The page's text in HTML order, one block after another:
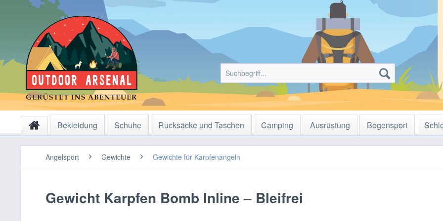
Bekleidung Schuhe Rucksäcke und Taschen Camping Ausrüstung Bogensport
Angelsport Gewichte Gewichte für Karpfenangeln
Gewicht Karpfen Bomb Inline – Bleifrei